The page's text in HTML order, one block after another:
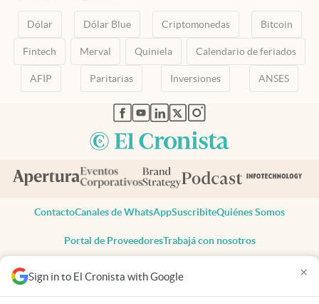
Sign in to El Cronista with Google ×
Dólar Dólar Blue Criptomonedas Bitcoin
Fintech Merval Quiniela Calendario de feriados
AFIP Paritarias Inversiones ANSES
abre en nueva pestaña
abre en nueva pestaña
abre en nueva pestaña
abre en nueva pestaña
abre en nueva pestaña
ContactoCanales de WhatsAppSuscribiteQuiénes Somos
Portal de ProveedoresTrabajá con nosotros
Todos los derechos reservados